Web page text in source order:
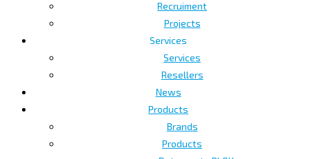
Recruiment
Projects
Services
Services
Resellers
News
Products
Brands
Products